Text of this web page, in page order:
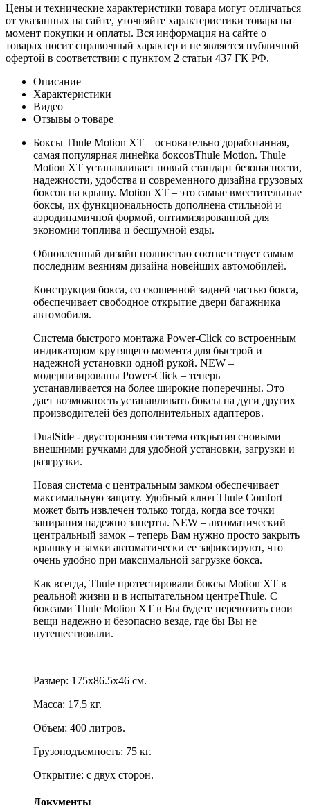
Цены и технические характеристики товара могут отличаться
от указанных на сайте, уточняйте характеристики товара на
момент покупки и оплаты. Вся информация на сайте о
товарах носит справочный характер и не является публичной
офертой в соответствии с пунктом 2 статьи 437 ГК РФ.
Описание
Характеристики
Видео
Отзывы о товаре
Боксы Thule Motion XT – основательно доработанная,
самая популярная линейка боксовThule Motion. Thule
Motion XT устанавливает новый стандарт безопасности,
надежности, удобства и современного дизайна грузовых
боксов на крышу. Motion XT – это самые вместительные
боксы, их функциональность дополнена стильной и
аэродинамичной формой, оптимизированной для
экономии топлива и бесшумной езды.
Обновленный дизайн полностью соответствует самым
последним веяниям дизайна новейших автомобилей.
Конструкция бокса, со скошенной задней частью бокса,
обеспечивает свободное открытие двери багажника
автомобиля.
Система быстрого монтажа Power-Click со встроенным
индикатором крутящего момента для быстрой и
надежной установки одной рукой. NEW –
модернизированы Power-Click – теперь
устанавливается на более широкие поперечины. Это
дает возможность устанавливать боксы на дуги других
производителей без дополнительных адаптеров.
DualSide - двусторонняя система открытия сновыми
внешними ручками для удобной установки, загрузки и
разгрузки.
Новая система с центральным замком обеспечивает
максимальную защиту. Удобный ключ Thule Comfort
может быть извлечен только тогда, когда все точки
запирания надежно заперты. NEW – автоматический
центральный замок – теперь Вам нужно просто закрыть
крышку и замки автоматически ее зафиксируют, что
очень удобно при максимальной загрузке бокса.
Как всегда, Thule протестировали боксы Motion XT в
реальной жизни и в испытательном центреThule. С
боксами Thule Motion XT в Вы будете перевозить свои
вещи надежно и безопасно везде, где бы Вы не
путешествовали.
Размер: 175x86.5x46 см.
Масса: 17.5 кг.
Объем: 400 литров.
Грузоподъемность: 75 кг.
Открытие: с двух сторон.
Документы